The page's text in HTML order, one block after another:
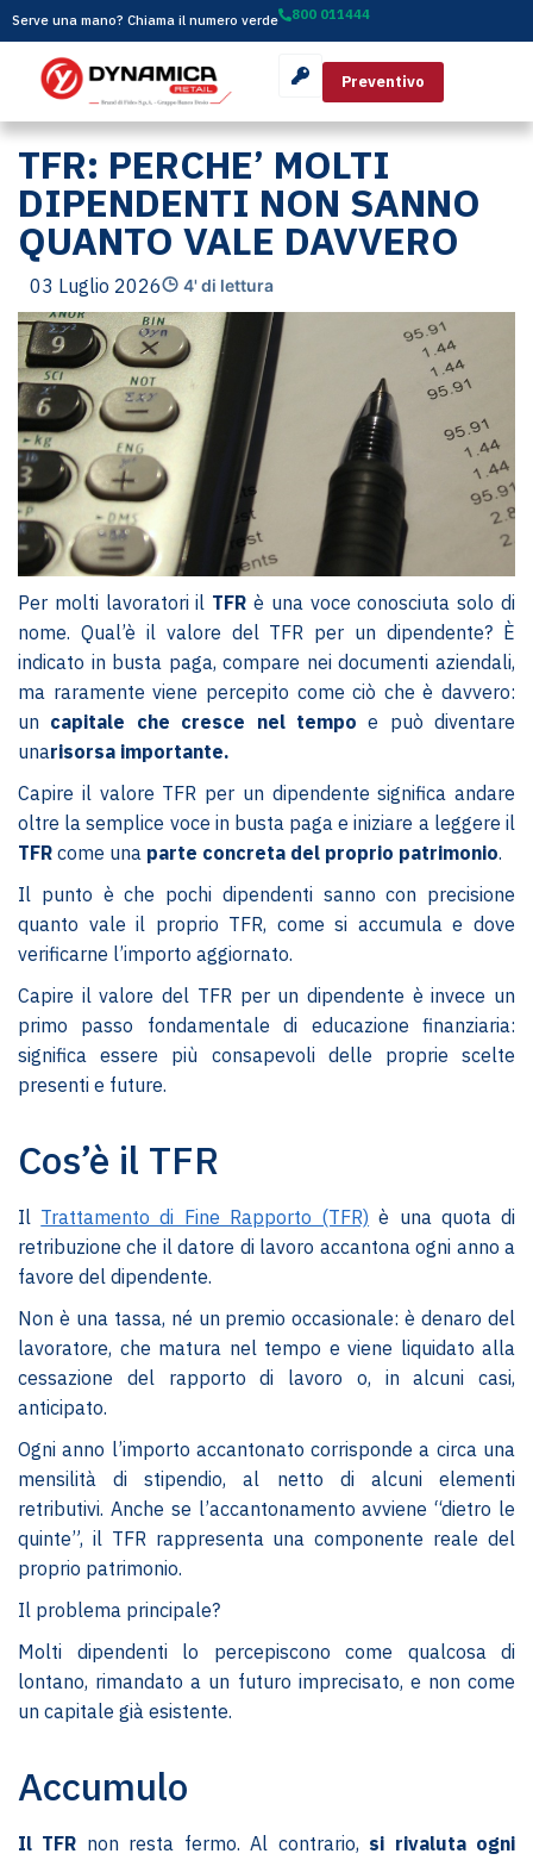
Serve una mano? Chiama il numero verde 800 011444
Preventivo
TFR: PERCHE’ MOLTI
DIPENDENTI NON SANNO
QUANTO VALE DAVVERO
03 Luglio 2026 4' di lettura
Per molti lavoratori il TFR è una voce conosciuta solo di
nome. Qual’è il valore del TFR per un dipendente? È
indicato in busta paga, compare nei documenti aziendali,
ma raramente viene percepito come ciò che è davvero:
un capitale che cresce nel tempoe può diventare
unarisorsa importante.
Capire il valore TFR per un dipendente significa andare
oltre la semplice voce in busta paga e iniziare a leggere il
TFR come una parte concreta del proprio patrimonio.
Il punto è che pochi dipendenti sanno con precisione
quanto vale il proprio TFR, come si accumula e dove
verificarne l’importo aggiornato.
Capire il valore del TFR per un dipendente è invece un
primo passo fondamentale di educazione finanziaria:
significa essere più consapevoli delle proprie scelte
presenti e future.
Cos’è il TFR
Il Trattamento di Fine Rapporto (TFR) è una quota di
retribuzione che il datore di lavoro accantona ogni anno a
favore del dipendente.
Non è una tassa, né un premio occasionale: è denaro del
lavoratore, che matura nel tempo e viene liquidato alla
cessazione del rapporto di lavoro o, in alcuni casi,
anticipato.
Ogni anno l’importo accantonato corrisponde a circa una
mensilità di stipendio, al netto di alcuni elementi
retributivi. Anche se l’accantonamento avviene “dietro le
quinte”, il TFR rappresenta una componente reale del
proprio patrimonio.
Il problema principale?
Molti dipendenti lo percepiscono come qualcosa di
lontano, rimandato a un futuro imprecisato, e non come
un capitale già esistente.
Accumulo
Il TFR non resta fermo. Al contrario, si rivaluta ogni